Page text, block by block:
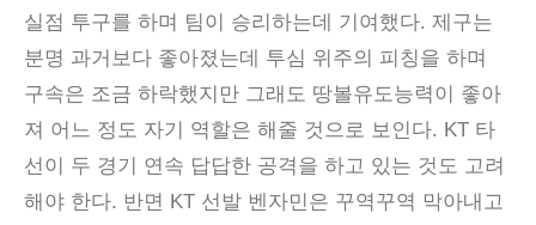
실점 투구를 하며 팀이 승리하는데 기여했다. 제구는
분명 과거보다 좋아졌는데 투심 위주의 피칭을 하며
구속은 조금 하락했지만 그래도 땅볼유도능력이 좋아
져 어느 정도 자기 역할은 해줄 것으로 보인다. KT 타
선이 두 경기 연속 답답한 공격을 하고 있는 것도 고려
해야 한다. 반면 KT 선발 벤자민은 꾸역꾸역 막아내고